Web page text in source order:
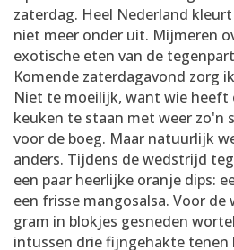
zaterdag. Heel Nederland
niet meer onder uit. Mijmeren
exotische eten van de
Komende zaterdagavond zorg
Niet te moeilijk, want wie heeft
keuken te staan met weer zo'n
voor de boeg. Maar natuurlijk
anders. Tijdens de wedstrijd
een paar heerlijke oranje dips:
een frisse mangosalsa. Voor
gram in blokjes gesneden
intussen drie fijngehakte